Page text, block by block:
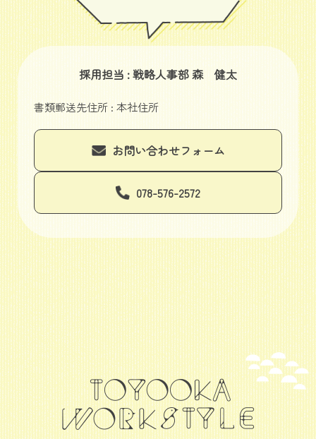
採用担当 : 戦略人事部 森 健太
書類郵送先住所 : 本社住所
お問い合わせフォーム
078-576-2572